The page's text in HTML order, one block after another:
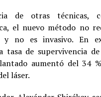
de otras técnicas,
el nuevo método no
y no es invasivo. En
tasa de supervivencia
aumentó del 34
láser.